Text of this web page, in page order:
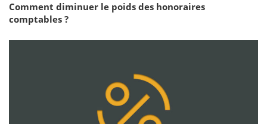
Comment diminuer le poids des honoraires
comptables ?